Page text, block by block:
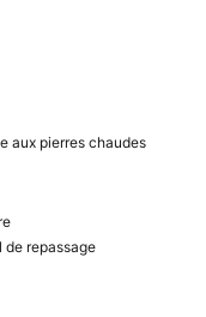
aux pierres chaudes
de repassage